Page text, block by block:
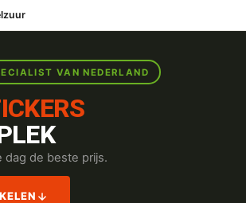
VAN NEDERLAND
dag de beste prijs.